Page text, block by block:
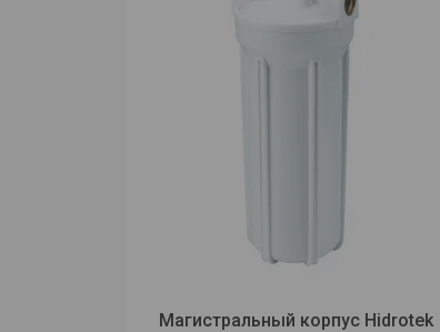
Магистральный корпус Hidrotek